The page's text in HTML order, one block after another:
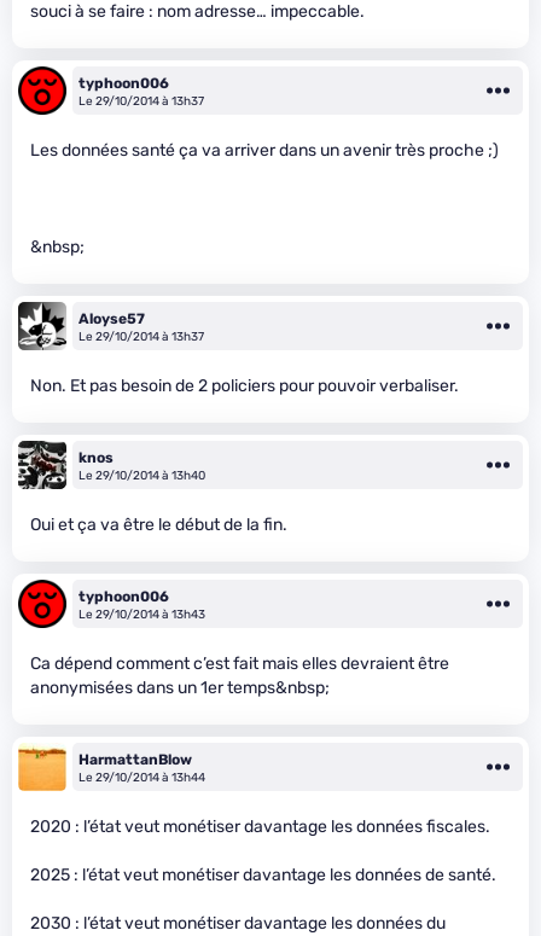
souci à se faire : nom adresse… impeccable.
typhoon006
Le 29/10/2014 à 13h37
Les données santé ça va arriver dans un avenir très proche ;)
&nbsp;
Aloyse57
Le 29/10/2014 à 13h37
Non. Et pas besoin de 2 policiers pour pouvoir verbaliser.
knos
Le 29/10/2014 à 13h40
Oui et ça va être le début de la fin.
typhoon006
Le 29/10/2014 à 13h43
Ca dépend comment c’est fait mais elles devraient être
anonymisées dans un 1er temps&nbsp;
HarmattanBlow
Le 29/10/2014 à 13h44
2020 : l’état veut monétiser davantage les données fiscales.
2025 : l’état veut monétiser davantage les données de santé.
2030 : l’état veut monétiser davantage les données du